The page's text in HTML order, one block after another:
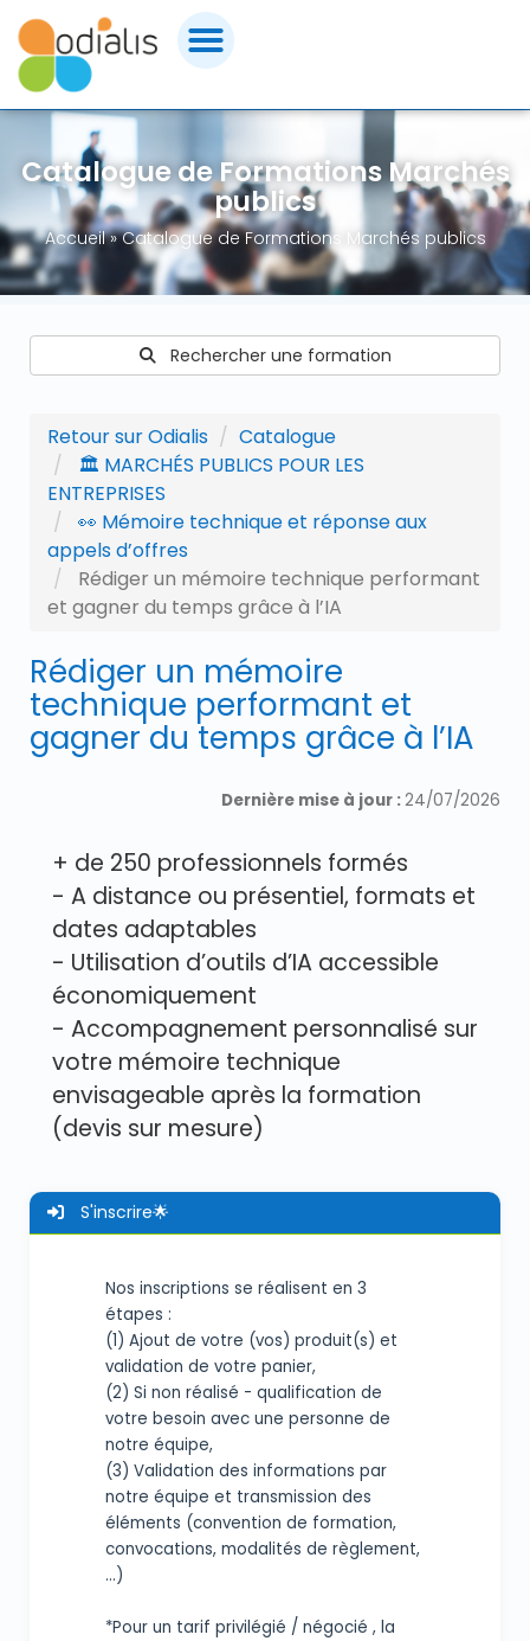
FORMATIONS MARCHÉS PUBLICS
CERTIFICATIONS
CONSEILS & ACCOMPAGNEMENT
ACHETEURS PUBLICS
QUI SOMMES-NOUS ?
CONTACT ODIALIS
Catalogue de Formations Marchés
publics
Accueil»Catalogue de Formations Marchés publics
Rechercher une formation
Retour sur Odialis
Catalogue
🏛️ MARCHÉS PUBLICS POUR LES
ENTREPRISES
👀 Mémoire technique et réponse aux
appels d’offres
Rédiger un mémoire technique performant
et gagner du temps grâce à l’IA
Rédiger un mémoire
technique performant et
gagner du temps grâce à l’IA
Dernière mise à jour :24/07/2026
+ de 250 professionnels formés
- A distance ou présentiel, formats et
dates adaptables
- Utilisation d’outils d’IA accessible
économiquement
- Accompagnement personnalisé sur
votre mémoire technique
envisageable après la formation
(devis sur mesure)
S'inscrire🌟
Nos inscriptions se réalisent en 3
étapes :
(1) Ajout de votre (vos) produit(s) et
validation de votre panier,
(2) Si non réalisé - qualification de
votre besoin avec une personne de
notre équipe,
(3) Validation des informations par
notre équipe et transmission des
éléments (convention de formation,
convocations, modalités de règlement,
...)
*Pour un tarif privilégié / négocié , la
Panneau de gestion des cookies